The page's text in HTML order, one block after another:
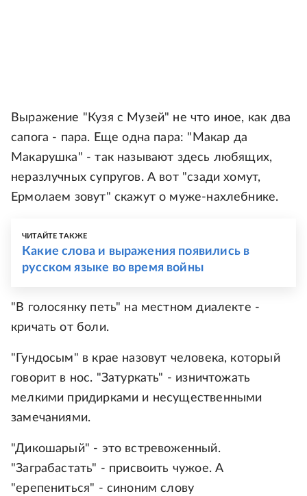
Выражение "Кузя с Музей" не что иное, как два
сапога - пара. Еще одна пара: "Макар да
Макарушка" - так называют здесь любящих,
неразлучных супругов. А вот "сзади хомут,
Ермолаем зовут" скажут о муже-нахлебнике.
ЧИТАЙТЕ ТАКЖЕ
Какие слова и выражения появились в
русском языке во время войны
"В голосянку петь" на местном диалекте -
кричать от боли.
"Гундосым" в крае назовут человека, который
говорит в нос. "Затуркать" - изничтожать
мелкими придирками и несущественными
замечаниями.
"Дикошарый" - это встревоженный.
"Заграбастать" - присвоить чужое. А
"ерепениться" - синоним слову